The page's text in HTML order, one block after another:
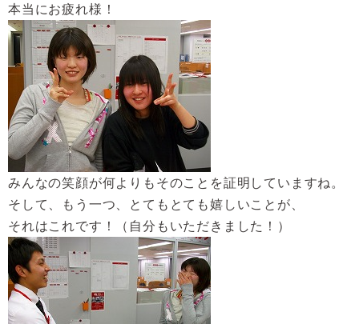
本当にお疲れ様！
みんなの笑顔が何よりもそのことを証明していますね。
そして、もう一つ、とてもとても嬉しいことが、
それはこれです！（自分もいただきました！）